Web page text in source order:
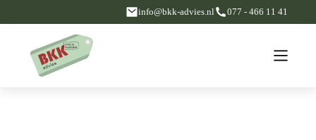
info@bkk-advies.nl 077 - 466 11 41